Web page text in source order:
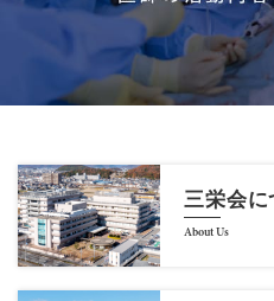
三栄会に
About Us